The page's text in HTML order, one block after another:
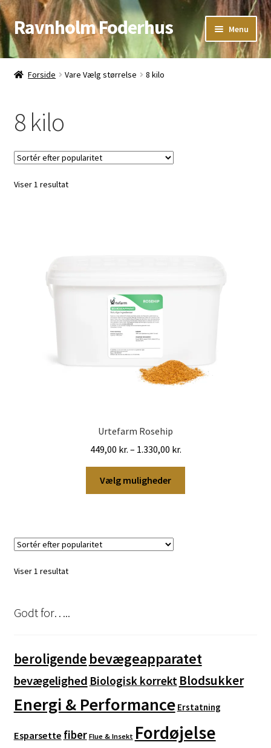
Spring
til
navigation
Spring
til
indhold
Ravnholm Foderhus Menu
Åbningstider
Forside Vare Vælg størrelse 8 kilo
8 kilo
Viser 1 resultat
Urtefarm Rosehip
449,00 kr. – 1.330,00 kr.Prisinterval:
449,00 kr.
1.330,00 kr.
Vælg muligheder
Viser 1 resultat
Godt for…..
beroligende bevægeapparatet
bevægelighed Biologisk korrekt Blodsukker
Energi & Performance Erstatning
Esparsette fiber Flue & Insekt Fordøjelse